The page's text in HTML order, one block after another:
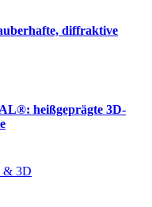
diffraktive
heißgeprägte 3D-
& 3D